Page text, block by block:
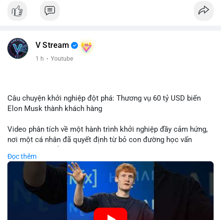
- Đây là bước tiến quan trọng trong việc phát triển stablecoin
$jpyc
📰 Nguồn: Cointelegraph
V Stream
1 h · Youtube
Câu chuyện khởi nghiệp đột phá: Thương vụ 60 tỷ USD biến
Elon Musk thành khách hàng
Video phân tích về một hành trình khởi nghiệp đầy cảm hứng,
nơi một cá nhân đã quyết định từ bỏ con đường học vấn
dội với thương vụ trị giá 60 tỷ USD không chỉ khẳng định tầm
nhìn chiến lược của nhà sáng lập mà còn cho thấy sức mạnh
của sự đổi mới trong nền kinh tế hiện đại. Sự kiện này đặc biệt
gây chú ý khi biến tỷ phú Elon Musk trở thành một khách hàng
quan trọng, minh chứng cho khả năng xoay chuyển cục diện
kinh doanh của các startup đầy tiềm năng.
Đọc thêm